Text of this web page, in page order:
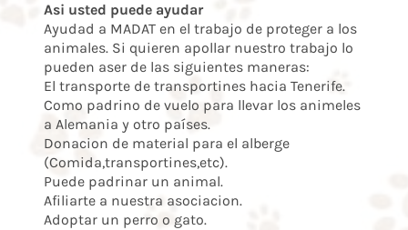
Asi usted puede ayudar
Ayudad a MADAT en el trabajo de proteger a los
animales. Si quieren apollar nuestro trabajo lo
pueden aser de las siguientes maneras:
El transporte de transportines hacia Tenerife.
Como padrino de vuelo para llevar los animeles
a Alemania y otro países.
Donacion de material para el alberge
(Comida,transportines,etc).
Puede padrinar un animal.
Afiliarte a nuestra asociacion.
Adoptar un perro o gato.